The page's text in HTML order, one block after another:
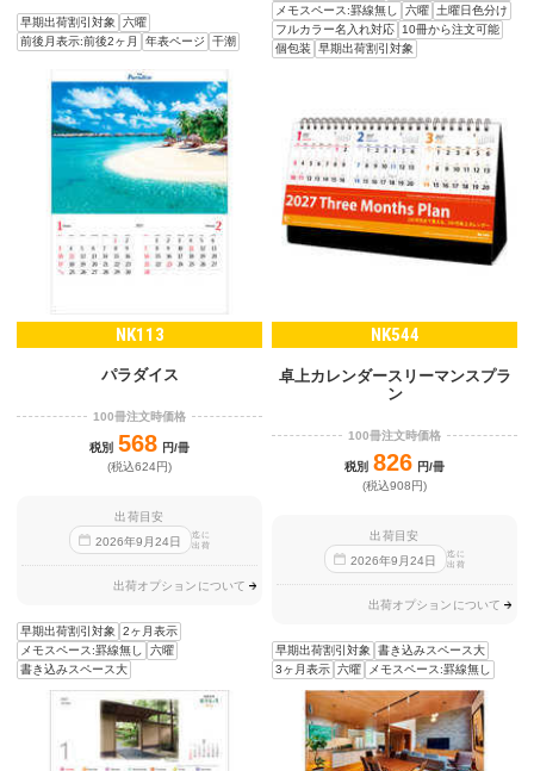
早期出荷割引対象
六曜
前後月表示:前後2ヶ月
年表ページ 干潮
メモスペース:罫線無し
六曜 土曜日色分け
フルカラー名入れ対応 10冊から注文可能
個包装
早期出荷割引対象
NK113
パラダイス
100冊注文時価格
税別 568 円/冊
(税込624円)
出荷目安
2026年9 月24日
迄に
出荷
出荷オプションについて
早期出荷割引対象
2ヶ月表示
メモスペース:罫線無し
六曜
書き込みスペース大
NK544
卓上カレンダースリーマンスプラ
ン
100冊注文時価格
税別 826 円/冊
(税込908円)
出荷目安
2026年9 月24日
迄に
出荷
出荷オプションについて
早期出荷割引対象
書き込みスペース大
3ヶ月表示 六曜 メモスペース:罫線無し